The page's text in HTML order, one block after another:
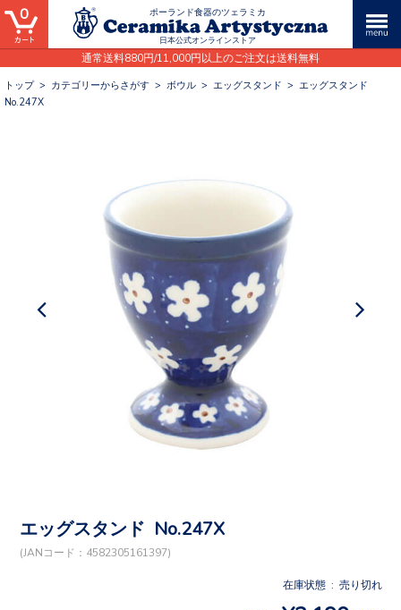
ポーランド食器のツェラミカ
日本公式オンラインストア
通常送料880円/11,000円以上のご注文は送料無料
0
トップ> カテゴリーからさがす > ボウル > エッグスタンド > エッグスタンド
No.247X
エッグスタンド No.247X
(JANコード：4582305161397)
在庫状態 : 売り切れ